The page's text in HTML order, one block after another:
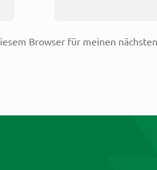
Browser für meinen